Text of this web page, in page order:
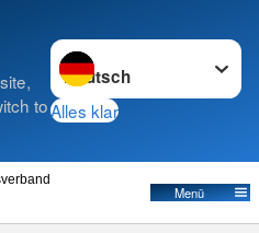
to
Sprache wechseln zu
Alles klar
Menü